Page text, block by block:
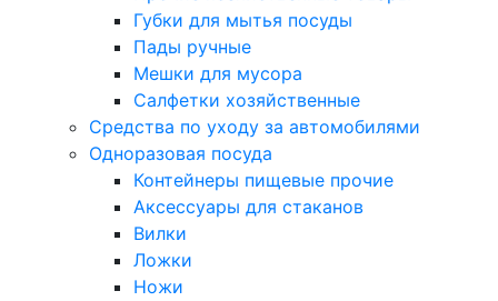
Губки для мытья посуды
Пады ручные
Мешки для мусора
Салфетки хозяйственные
Средства по уходу за автомобилями
Одноразовая посуда
Контейнеры пищевые прочие
Аксессуары для стаканов
Вилки
Ложки
Ножи